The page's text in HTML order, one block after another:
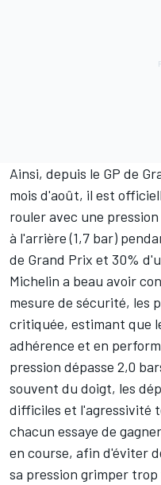
Ainsi, depuis le GP de
mois d'août, il est
rouler avec une
à l'arrière (1,7 bar)
de Grand Prix et 30%
Michelin a beau avoir
mesure de sécurité, les
critiquée, estimant que
adhérence et en
pression dépasse 2,0
souvent du doigt, les
difficiles et l'agressivité
chacun essaye de
en course, afin d'éviter
sa pression grimper